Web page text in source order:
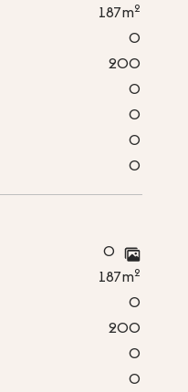
187m2
0
200
0
0
0
0
0
187m2
0
200
0
0